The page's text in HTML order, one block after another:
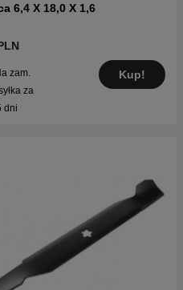
6,4 X 18,0 X 1,6
zam.
za
dni
Kup!